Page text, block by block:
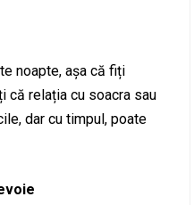
noapte, așa că fiți
că relația cu soacra sau
dar cu timpul, poate